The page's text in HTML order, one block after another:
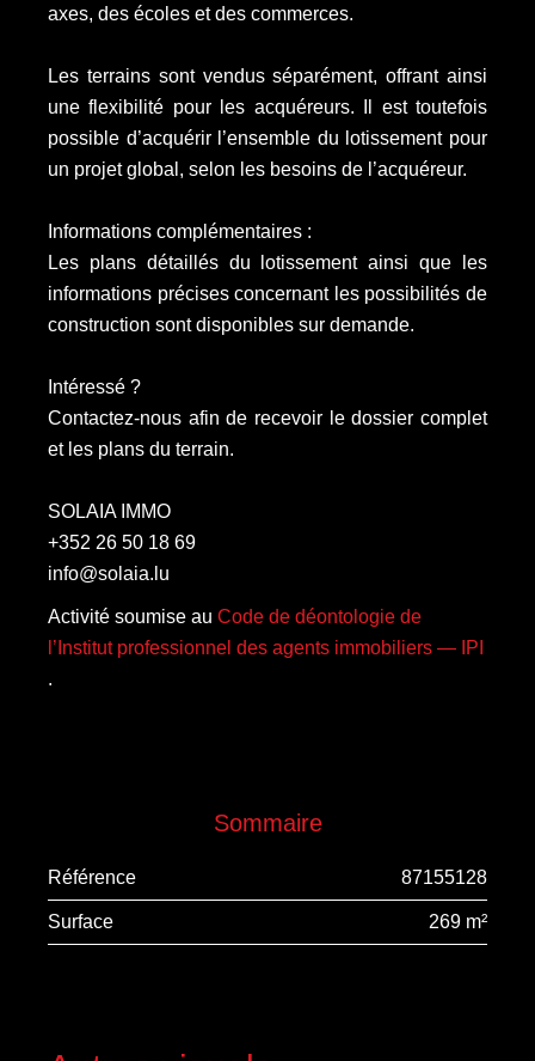
axes, des écoles et des commerces.
Les terrains sont vendus séparément, offrant ainsi
une flexibilité pour les acquéreurs. Il est toutefois
possible d’acquérir l’ensemble du lotissement pour
un projet global, selon les besoins de l’acquéreur.
Informations complémentaires :
Les plans détaillés du lotissement ainsi que les
informations précises concernant les possibilités de
construction sont disponibles sur demande.
Intéressé ?
Contactez-nous afin de recevoir le dossier complet
et les plans du terrain.
SOLAIA IMMO
+352 26 50 18 69
info@solaia.lu
Activité soumise au Code de déontologie de
l’Institut professionnel des agents immobiliers — IPI
.
Sommaire
Référence 87155128
Surface 269 m²